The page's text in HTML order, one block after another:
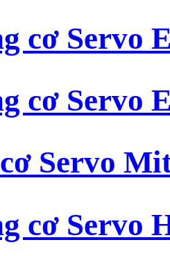
cơ Servo
cơ Servo
Servo
cơ Servo